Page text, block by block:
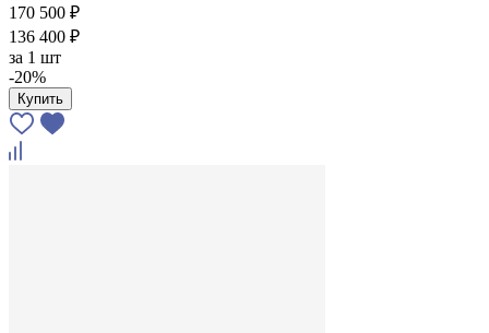
170 500 ₽
136 400 ₽
за 1 шт
-20%
Купить